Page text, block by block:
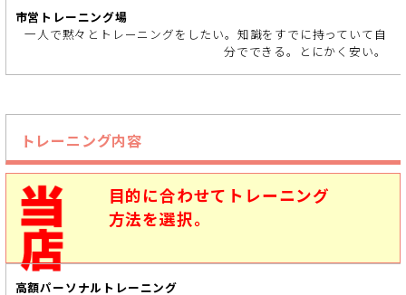
営
ー
ニ
ン
グ
場
一人で黙々とトレーニングをしたい。知識をすでに持っていて自
分でできる。とにかく安い。
トレーニング内容
目的に合わせてトレーニング
方法を選択。